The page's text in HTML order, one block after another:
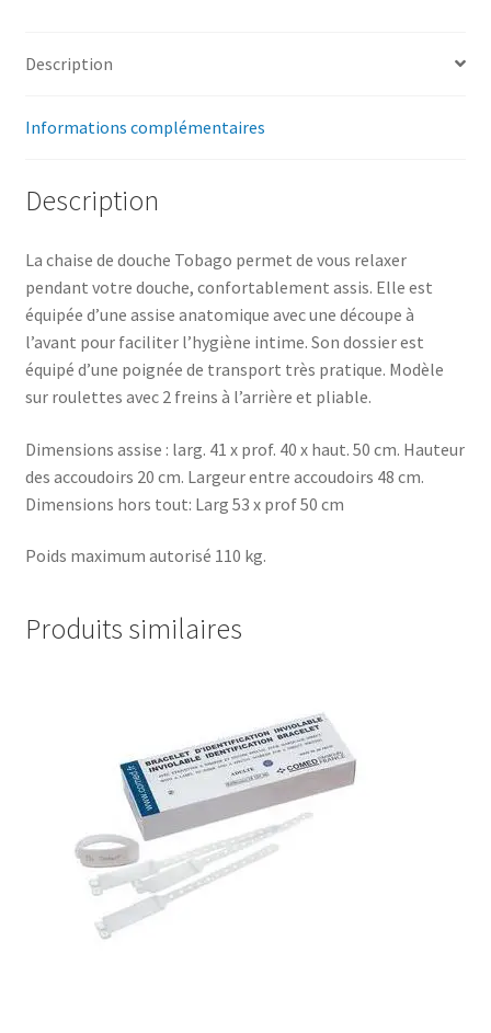
Description
Informations complémentaires
Description
La chaise de douche Tobago permet de vous relaxer
pendant votre douche, confortablement assis. Elle est
équipée d’une assise anatomique avec une découpe à
l’avant pour faciliter l’hygiène intime. Son dossier est
équipé d’une poignée de transport très pratique. Modèle
sur roulettes avec 2 freins à l’arrière et pliable.
Dimensions assise : larg. 41 x prof. 40 x haut. 50 cm. Hauteur
des accoudoirs 20 cm. Largeur entre accoudoirs 48 cm.
Dimensions hors tout: Larg 53 x prof 50 cm
Poids maximum autorisé 110 kg.
Produits similaires